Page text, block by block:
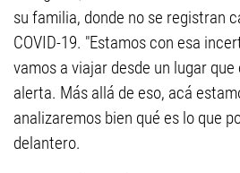
su familia, donde no se registran
COVID-19. "Estamos con esa
vamos a viajar desde un lugar
alerta. Más allá de eso, acá
analizaremos bien qué es lo que
delantero.